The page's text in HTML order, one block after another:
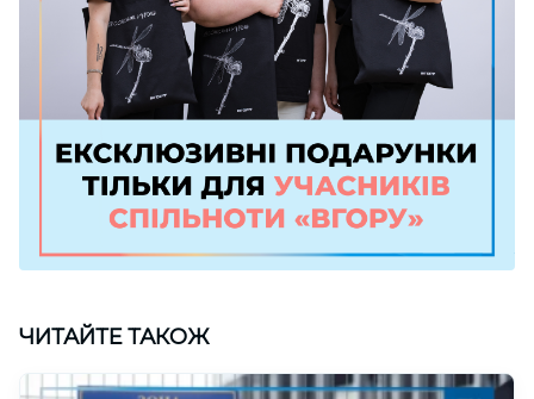
ЧИТАЙТЕ ТАКОЖ